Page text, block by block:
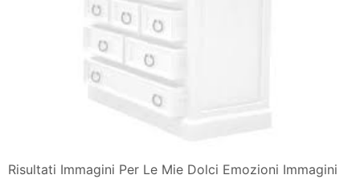
Risultati Immagini Per Le Mie Dolci Emozioni Immagini